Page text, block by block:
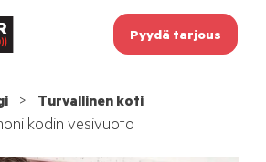
Pyydä tarjous
Turvallinen koti
kodin vesivuoto